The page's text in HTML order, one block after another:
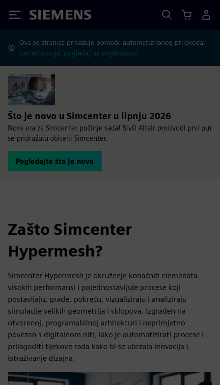
Siemens
Ova se stranica prikazuje pomoću automatiziranog prijevoda.
Umjesto toga, pogledaj na engleskom?
Što je novo u Simcenter u lipnju 2026
Nova era za Simcenter počinje sada! Bivši Altair proizvodi prvi put
se pridružuju obitelji Simcenter.
Pogledajte što je novo
Zašto Simcenter
Hypermesh?
Simcenter Hypermesh je okruženje konačnih elemenata
visokih performansi i pojednostavljuje procese koji
postavljaju, grade, pokreću, vizualiziraju i analiziraju
simulacije velikih geometrija i sklopova. Izgrađen na
otvorenoj, programabilnoj arhitekturi i neprimjetno
povezan s digitalnom niti, lako je automatizirati procese i
prilagoditi tijekove rada kako bi se ubrzala inovacija i
istraživanje dizajna.